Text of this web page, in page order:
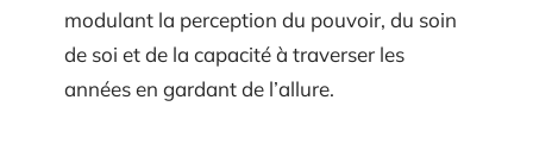
modulant la perception du pouvoir, du soin
de soi et de la capacité à traverser les
années en gardant de l’allure.